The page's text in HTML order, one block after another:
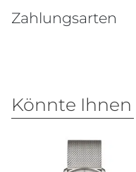
Zahlungsarten
Könnte